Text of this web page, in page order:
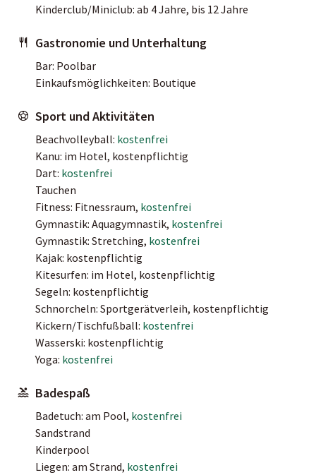
Kinderclub/Miniclub: ab 4 Jahre, bis 12 Jahre
Gastronomie und Unterhaltung
Bar: Poolbar
Einkaufsmöglichkeiten: Boutique
Sport und Aktivitäten
Beachvolleyball: kostenfrei
Kanu: im Hotel, kostenpflichtig
Dart: kostenfrei
Tauchen
Fitness: Fitnessraum, kostenfrei
Gymnastik: Aquagymnastik, kostenfrei
Gymnastik: Stretching, kostenfrei
Kajak: kostenpflichtig
Kitesurfen: im Hotel, kostenpflichtig
Segeln: kostenpflichtig
Schnorcheln: Sportgerätverleih, kostenpflichtig
Kickern/Tischfußball: kostenfrei
Wasserski: kostenpflichtig
Yoga: kostenfrei
Badespaß
Badetuch: am Pool, kostenfrei
Sandstrand
Kinderpool
Liegen: am Strand, kostenfrei